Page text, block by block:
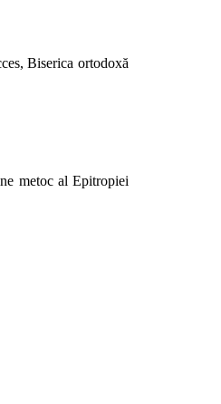
Biserica ortodoxă
metoc al Epitropiei